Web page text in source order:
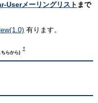
Userメーリングリスト まで
有ります。
ちらから)
†